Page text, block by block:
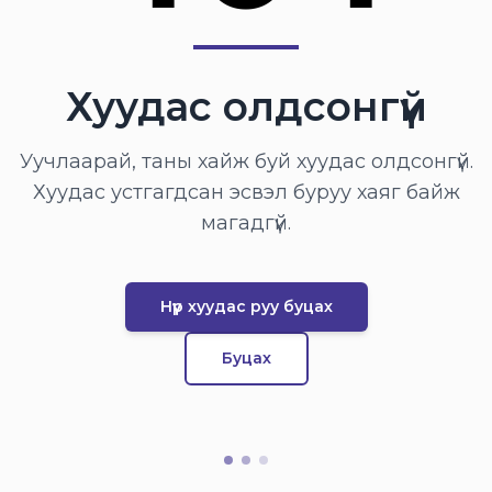
Хуудас олдсонгүй
Уучлаарай, таны хайж буй хуудас олдсонгүй.
Хуудас устгагдсан эсвэл буруу хаяг байж
магадгүй.
Нүүр хуудас руу буцах
Буцах